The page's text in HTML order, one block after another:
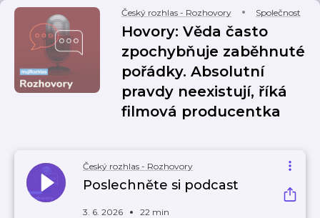
Český rozhlas - Rozhovory Společnost
Hovory: Věda často
zpochybňuje zaběhnuté
pořádky. Absolutní
pravdy neexistují, říká
filmová producentka
Český rozhlas - Rozhovory
Poslechněte si podcast
3. 6. 2026 22 min